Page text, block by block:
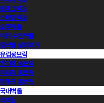
덴마크벽돌
스페인벽돌
호주벽돌
이외 수입벽돌
컬러별 살펴보기
유럽롱브릭
벨기에 롱브릭
이태리 롱브릭
덴마크 롱브릭
국내벽돌
적벽돌